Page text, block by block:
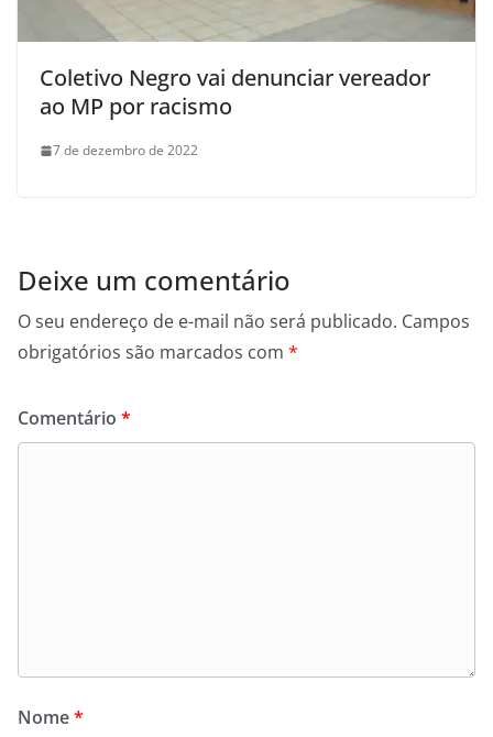
Coletivo Negro vai denunciar vereador
ao MP por racismo
7 de dezembro de 2022
Deixe um comentário
O seu endereço de e-mail não será publicado. Campos
obrigatórios são marcados com *
Comentário *
Nome*